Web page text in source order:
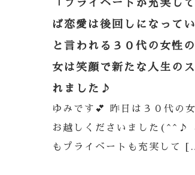
「プライベートが充実し
ば恋愛は後回しになって
と言われる３０代の女性
女は笑顔で新たな人生の
れました♪
ゆみです💕 昨日は３０代の
お越しくださいました(^^♪
もプライベートも充実して